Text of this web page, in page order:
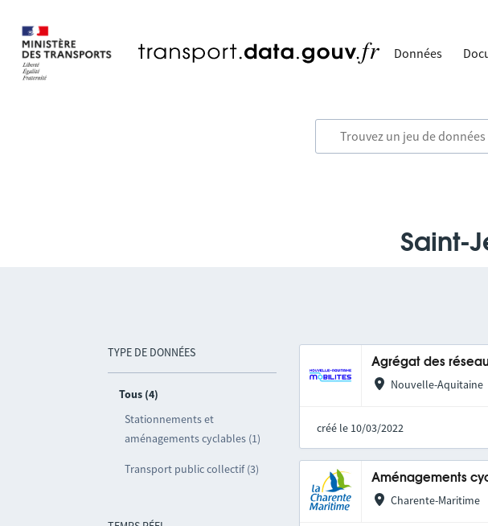
Données
Saint-
TYPE DE DONNÉES
Tous (4)
Stationnements et
aménagements cyclables (1)
Transport public collectif (3)
Agrégat des
Nouvelle-Aquitaine
créé le 10/03/2022
Aménagements
Charente-Maritime